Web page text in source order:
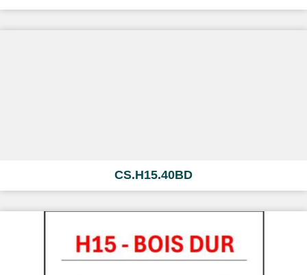
CS.H15.40BD